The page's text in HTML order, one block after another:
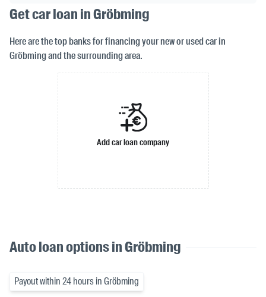
Get car loan in Gröbming
Here are the top banks for financing your new or used car in
Gröbming and the surrounding area.
Add car loan company
Auto loan options in Gröbming
Payout within 24 hours in Gröbming